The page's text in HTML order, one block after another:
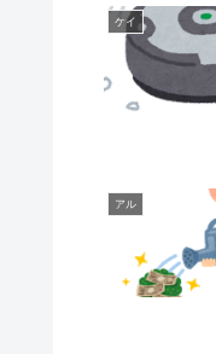
ケイ
アル